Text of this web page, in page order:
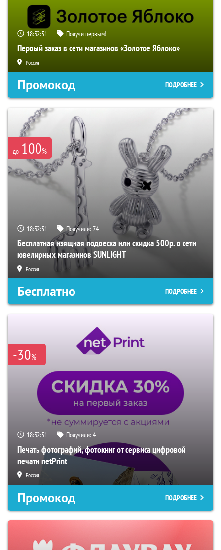
18:32:50 Получи первым!
Первый заказ в сети магазинов «Золотое Яблоко»
Россия
Промокод ПОДРОБНЕЕ
до 100%
18:32:50 Получили:74
Бесплатная изящная подвеска или скидка 500р. в сети
ювелирных магазинов SUNLIGHT
Россия
Бесплатно ПОДРОБНЕЕ
-30%
18:32:50 Получили:4
Печать фотографий, фотокниг от сервиса цифровой
печати netPrint
Россия
Промокод ПОДРОБНЕЕ